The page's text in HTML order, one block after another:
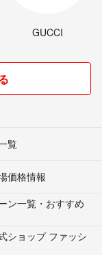
GUCCI
覧
価格情報
ン一覧・おすすめ
ショップ ファッシ